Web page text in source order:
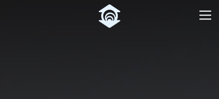
Pular para o Conteúdo principal